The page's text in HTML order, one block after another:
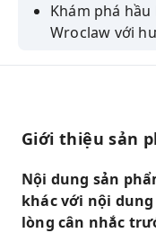
Khám phá
Wroclaw với
đại của chúng
Hãy tận
các chuyến
cây xanh và
đạp thuận tiện.
Giới thiệu sản
Nội dung sản
khác với nội
lòng cân nhắc